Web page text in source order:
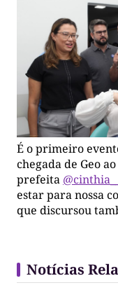
É o primeiro
chegada de Geo
prefeita
estar para nossa
que discursou
Notícias